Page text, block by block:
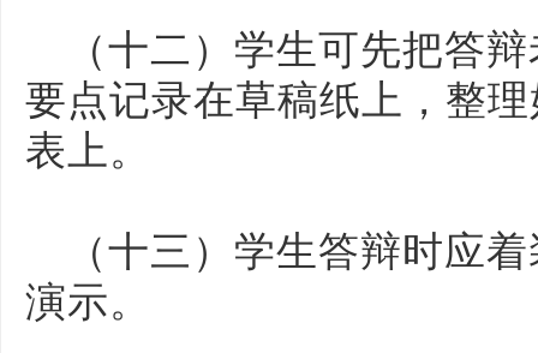
（十二）学生可先把答
要点记录在草稿纸上，整
表上。
（十三）学生答辩时应
演示。